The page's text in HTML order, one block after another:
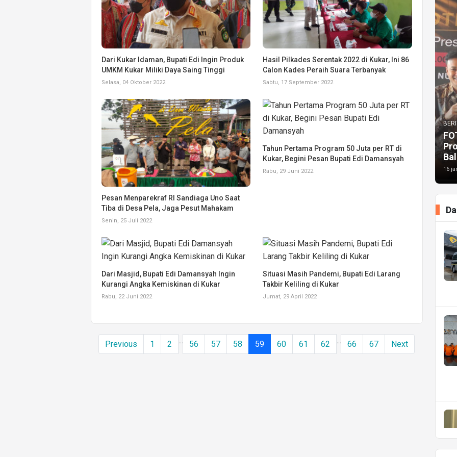
Dari Kukar Idaman, Bupati Edi Ingin Produk
UMKM Kukar Miliki Daya Saing Tinggi
Selasa, 04 Oktober 2022
Hasil Pilkades Serentak 2022 di Kukar, Ini 86
Calon Kades Peraih Suara Terbanyak
Sabtu, 17 September 2022
Pesan Menparekraf RI Sandiaga Uno Saat
Tiba di Desa Pela, Jaga Pesut Mahakam
Senin, 25 Juli 2022
Tahun Pertama Program 50 Juta per RT di
Kukar, Begini Pesan Bupati Edi Damansyah
Rabu, 29 Juni 2022
Dari Masjid, Bupati Edi Damansyah Ingin
Kurangi Angka Kemiskinan di Kukar
Rabu, 22 Juni 2022
Situasi Masih Pandemi, Bupati Edi Larang
Takbir Keliling di Kukar
Jumat, 29 April 2022
Previous 1 2 ... 56 57 58 59 60 61 62 ... 66 67 Next
16